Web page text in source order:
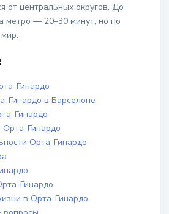
от центральных округов. До
метро — 20–30 минут, но по
Гинардо
Гинардо в Барселоне
Гинардо
Орта-Гинардо
Орта-Гинардо
Гинардо
в Орта-Гинардо